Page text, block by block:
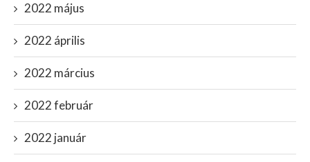
2022 május
2022 április
2022 március
2022 február
2022 január